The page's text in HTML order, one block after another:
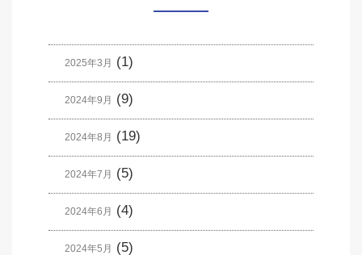
2025年3月 (1)
2024年9月 (9)
2024年8月 (19)
2024年7月 (5)
2024年6月 (4)
2024年5月 (5)